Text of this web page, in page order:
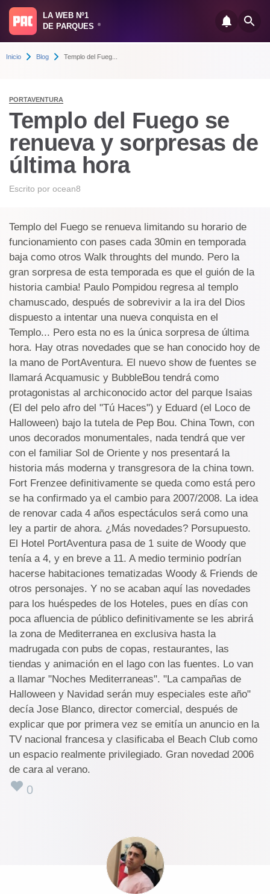
LA WEB Nº1
DE PARQUES
®
Inicio Blog Templo del Fueg...
PORTAVENTURA
Templo del Fuego se
renueva y sorpresas de
última hora
Escrito por ocean8
Templo del Fuego se renueva limitando su horario de
funcionamiento con pases cada 30min en temporada
baja como otros Walk throughts del mundo. Pero la
gran sorpresa de esta temporada es que el guión de la
historia cambia! Paulo Pompidou regresa al templo
chamuscado, después de sobrevivir a la ira del Dios
dispuesto a intentar una nueva conquista en el
Templo... Pero esta no es la única sorpresa de última
hora. Hay otras novedades que se han conocido hoy de
la mano de PortAventura. El nuevo show de fuentes se
llamará Acquamusic y BubbleBou tendrá como
protagonistas al archiconocido actor del parque Isaias
(El del pelo afro del "Tú Haces") y Eduard (el Loco de
Halloween) bajo la tutela de Pep Bou. China Town, con
unos decorados monumentales, nada tendrá que ver
con el familiar Sol de Oriente y nos presentará la
historia más moderna y transgresora de la china town.
Fort Frenzee definitivamente se queda como está pero
se ha confirmado ya el cambio para 2007/2008. La idea
de renovar cada 4 años espectáculos será como una
ley a partir de ahora. ¿Más novedades? Porsupuesto.
El Hotel PortAventura pasa de 1 suite de Woody que
tenía a 4, y en breve a 11. A medio terminio podrían
hacerse habitaciones tematizadas Woody & Friends de
otros personajes. Y no se acaban aquí las novedades
para los huéspedes de los Hoteles, pues en días con
poca afluencia de público definitivamente se les abrirá
la zona de Mediterranea en exclusiva hasta la
madrugada con pubs de copas, restaurantes, las
tiendas y animación en el lago con las fuentes. Lo van
a llamar "Noches Mediterraneas". "La campañas de
Halloween y Navidad serán muy especiales este año"
decía Jose Blanco, director comercial, después de
explicar que por primera vez se emitía un anuncio en la
TV nacional francesa y clasificaba el Beach Club como
un espacio realmente privilegiado. Gran novedad 2006
de cara al verano.
0